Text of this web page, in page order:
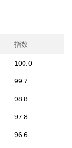
指数
100.0
99.7
98.8
97.8
96.6